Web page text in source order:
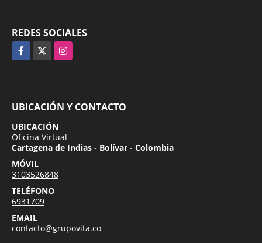
REDES SOCIALES
Facebook Instagram
UBICACIÓN Y CONTACTO
UBICACIÓN
Oficina Virtual
Cartagena de Indias - Bolívar - Colombia
MÓVIL
3103526848
TELÉFONO
6931709
EMAIL
contacto@grupovita.co